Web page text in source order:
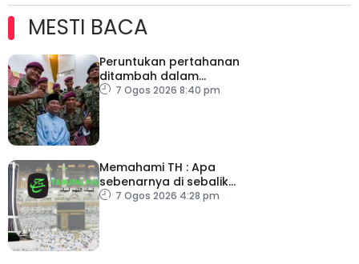
MESTI BACA
Peruntukan pertahanan
ditambah dalam
Belanjawan 2027
7 Ogos 2026 8:40 pm
Memahami TH : Apa
sebenarnya di sebalik
angka
7 Ogos 2026 4:28 pm